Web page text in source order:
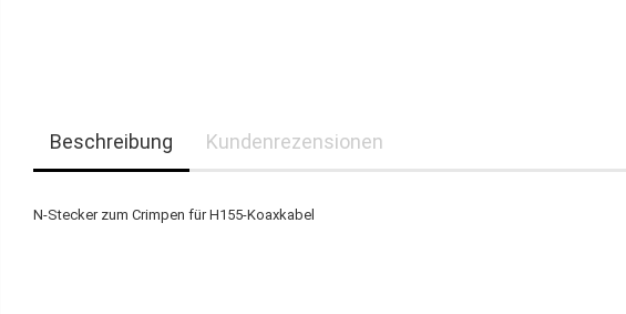
Beschreibung Kundenrezensionen
N-Stecker zum Crimpen für H155-Koaxkabel